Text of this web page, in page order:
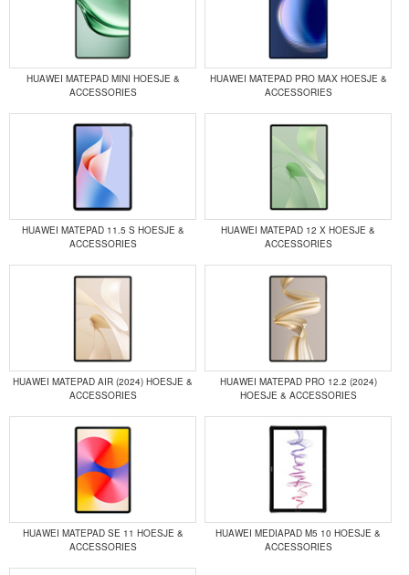
HUAWEI MATEPAD MINI HOESJE &
ACCESSORIES
HUAWEI MATEPAD PRO MAX HOESJE &
ACCESSORIES
HUAWEI MATEPAD 11.5 S HOESJE &
ACCESSORIES
HUAWEI MATEPAD 12 X HOESJE &
ACCESSORIES
HUAWEI MATEPAD AIR (2024) HOESJE &
ACCESSORIES
HUAWEI MATEPAD PRO 12.2 (2024)
HOESJE & ACCESSORIES
HUAWEI MATEPAD SE 11 HOESJE &
ACCESSORIES
HUAWEI MEDIAPAD M5 10 HOESJE &
ACCESSORIES